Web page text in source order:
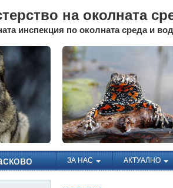
на околната
инспекция по околната среда и
ЗА НАС АКТУАЛНО